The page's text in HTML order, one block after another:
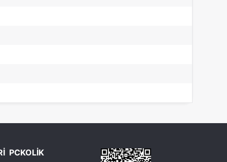
PCKOLİK